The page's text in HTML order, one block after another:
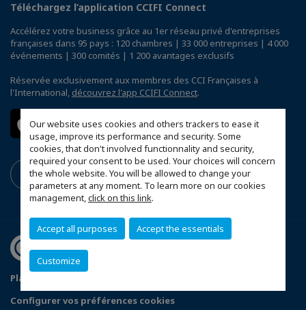
Our website uses cookies and others trackers to ease it
usage, improve its performance and security. Some
cookies, that don't involved functionnality and security,
required your consent to be used. Your choices will concern
the whole website. You will be allowed to change your
parameters at any moment. To learn more on our cookies
management,click on this link.
Accept all purposes Accept the essentials
Customize
Téléchargez l’application CCIFI Connect
Accélérez votre business grâce au 1er réseau privé d'entreprises
françaises dans 95 pays : 120 chambres | 33 000 entreprises | 4 000
événements | 300 comités | 1 200 avantages exclusifs
Réservée exclusivement aux membres des CCI Françaises à
l'International, découvrez l'app CCIFI Connect.
Plan du site
Configurer vos préférences cookies